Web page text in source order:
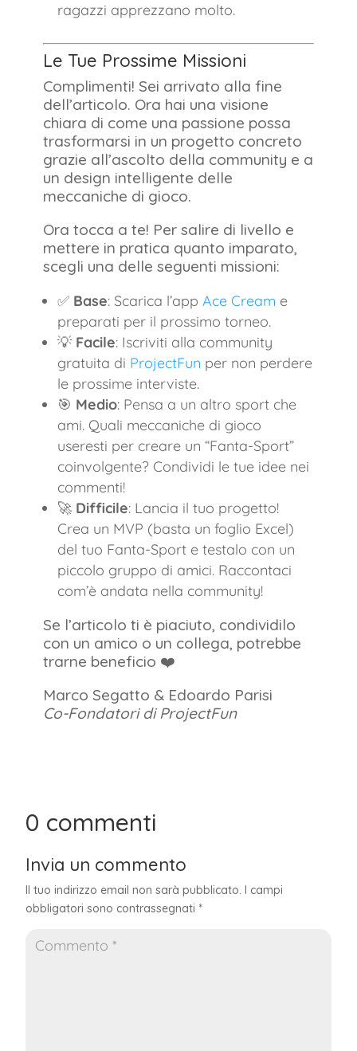
ragazzi apprezzano molto.
Le Tue Prossime Missioni
Complimenti! Sei arrivato alla fine
dell’articolo. Ora hai una visione
chiara di come una passione possa
trasformarsi in un progetto concreto
grazie all’ascolto della community e a
un design intelligente delle
meccaniche di gioco.
Ora tocca a te! Per salire di livello e
mettere in pratica quanto imparato,
scegli una delle seguenti missioni:
✅ Base: Scarica l’app Ace Cream e
preparati per il prossimo torneo.
💡 Facile: Iscriviti alla community
gratuita di ProjectFun per non perdere
le prossime interviste.
🎯 Medio: Pensa a un altro sport che
ami. Quali meccaniche di gioco
useresti per creare un “Fanta-Sport”
coinvolgente? Condividi le tue idee nei
commenti!
🚀 Difficile: Lancia il tuo progetto!
Crea un MVP (basta un foglio Excel)
del tuo Fanta-Sport e testalo con un
piccolo gruppo di amici. Raccontaci
com’è andata nella community!
Se l’articolo ti è piaciuto, condividilo
con un amico o un collega, potrebbe
trarne beneficio ❤️
Marco Segatto & Edoardo Parisi
Co-Fondatori di ProjectFun
0 commenti
Invia un commento
Il tuo indirizzo email non sarà pubblicato.
I campi
obbligatori sono contrassegnati *